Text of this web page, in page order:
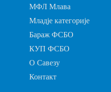
МФЛ Млава
Младје категорије
Бараж ФСБО
КУП ФСБО
О Савезу
Контакт